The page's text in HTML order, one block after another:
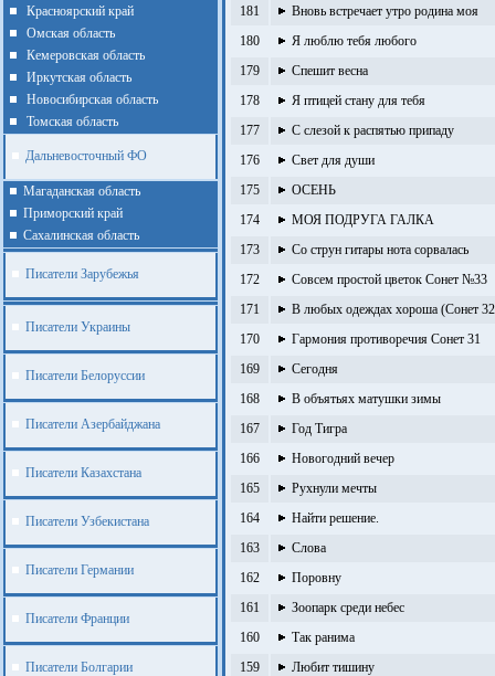
Красноярский край
Омская область
Кемеровская область
Иркутская область
Новосибирская область
Томская область
Дальневосточный ФО
Магаданская область
Приморский край
Cахалинская область
Писатели Зарубежья
Писатели Украины
Писатели Белоруссии
Писатели Азербайджана
Писатели Казахстана
Писатели Узбекистана
Писатели Германии
Писатели Франции
Писатели Болгарии
181
Вновь встречает утро родина моя
180
Я люблю тебя любого
179
Спешит весна
178
Я птицей стану для тебя
177
С слезой к распятью припаду
176
Свет для души
175
ОСЕНЬ
174
МОЯ ПОДРУГА ГАЛКА
173
Со струн гитары нота сорвалась
172
Совсем простой цветок Сонет №33
171
В любых одеждах хороша (Сонет
170
Гармония противоречия Сонет 31
169
Сегодня
168
В объятьях матушки зимы
167
Год Тигра
166
Новогодний вечер
165
Рухнули мечты
164
Найти решение.
163
Слова
162
Поровну
161
Зоопарк среди небес
160
Так ранима
159
Любит тишину